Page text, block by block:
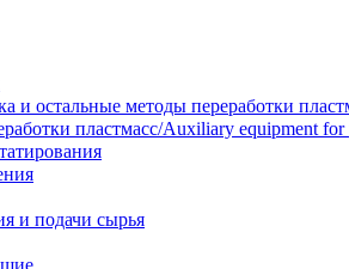
остальные методы переработки
пластмасс/Auxiliary equipment for
и подачи сырья